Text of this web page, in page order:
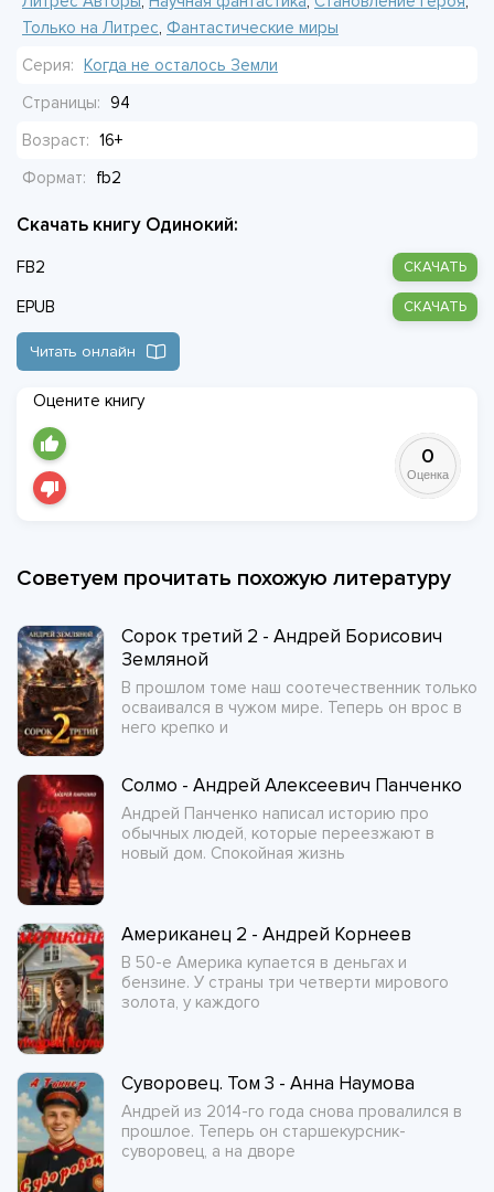
Только на Литрес, Фантастические миры
Серия: Когда не осталось Земли
Страницы: 94
Возраст: 16+
Формат:
fb2
Скачать книгу Одинокий:
FB2 СКАЧАТЬ
EPUB СКАЧАТЬ
Читать онлайн
Оцените книгу
0
Оценка
Советуем прочитать похожую литературу
Сорок третий 2 - Андрей Борисович
Земляной
В прошлом томе наш соотечественник только
осваивался в чужом мире. Теперь он врос в
него крепко и
Солмо - Андрей Алексеевич Панченко
Андрей Панченко написал историю про
обычных людей, которые переезжают в
новый дом. Спокойная жизнь
Американец 2 - Андрей Корнеев
В 50-е Америка купается в деньгах и
бензине. У страны три четверти мирового
золота, у каждого
Суворовец. Том 3 - Анна Наумова
Андрей из 2014-го года снова провалился в
прошлое. Теперь он старшекурсник-
суворовец, а на дворе